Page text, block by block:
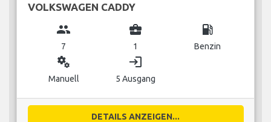
VOLKSWAGEN CADDY
group
7
business_center
1
local_gas_station
Benzin
miscellaneous_services
Manuell
login
5 Ausgang
DETAILS ANZEIGEN...